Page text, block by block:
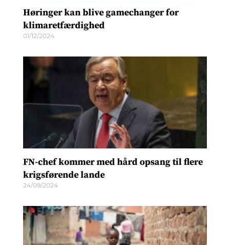
Høringer kan blive gamechanger for
klimaretfærdighed
01/12/2024
FN-chef kommer med hård opsang til flere
krigsførende lande
24/09/2024